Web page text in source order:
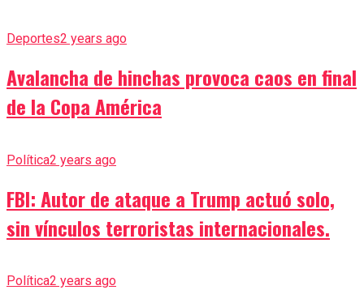
Deportes2 years ago
Avalancha de hinchas provoca caos en final
de la Copa América
Política2 years ago
FBI: Autor de ataque a Trump actuó solo,
sin vínculos terroristas internacionales.
Política2 years ago